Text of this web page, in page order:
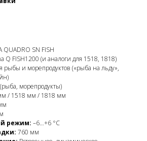
QUADRO SN FISH
Q FISH1200 (и аналоги для 1518, 1818)
рыбы и морепродуктов («рыба на льду»,
морепродукты)
/ 1518 мм / 1818 мм
режим: –6…+6 °C
760 мм